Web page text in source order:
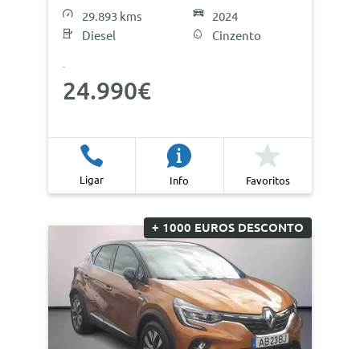
29.893 kms
Diesel
2024
Cinzento
24.990€
Ligar Info Favoritos
+ 1000 EUROS DESCONTO